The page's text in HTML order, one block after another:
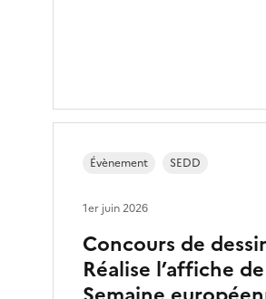
Concours de
Réalise l’affiche
Évènement SEDD
1er juin 2026